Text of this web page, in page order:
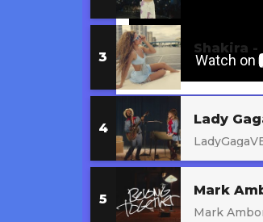
Shakira
Mark